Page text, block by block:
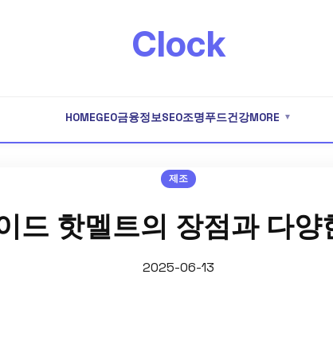
Clock
HOMEGEO금융정보SEO조명푸드건강MORE ▼
제조
드 핫멜트의 장점과 다양
2025-06-13